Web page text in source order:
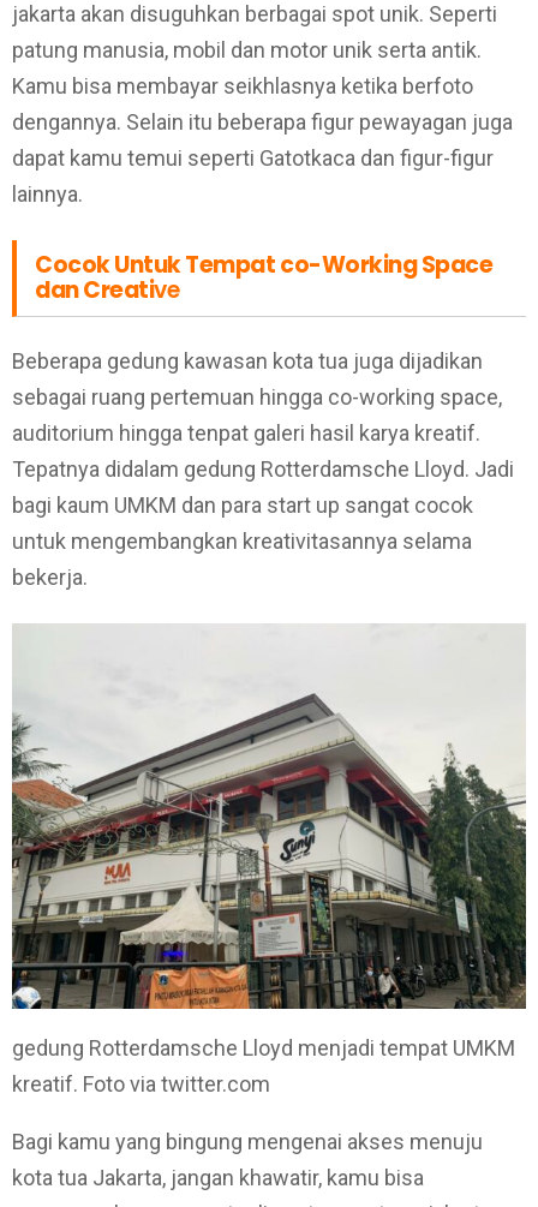
jakarta akan disuguhkan berbagai spot unik. Seperti
patung manusia, mobil dan motor unik serta antik.
Kamu bisa membayar seikhlasnya ketika berfoto
dengannya. Selain itu beberapa figur pewayagan juga
dapat kamu temui seperti Gatotkaca dan figur-figur
lainnya.
Cocok Untuk Tempat co-Working Space
dan Creative
Beberapa gedung kawasan kota tua juga dijadikan
sebagai ruang pertemuan hingga co-working space,
auditorium hingga tenpat galeri hasil karya kreatif.
Tepatnya didalam gedung Rotterdamsche Lloyd. Jadi
bagi kaum UMKM dan para start up sangat cocok
untuk mengembangkan kreativitasannya selama
bekerja.
gedung Rotterdamsche Lloyd menjadi tempat UMKM
kreatif. Foto via twitter.com
Bagi kamu yang bingung mengenai akses menuju
kota tua Jakarta, jangan khawatir, kamu bisa